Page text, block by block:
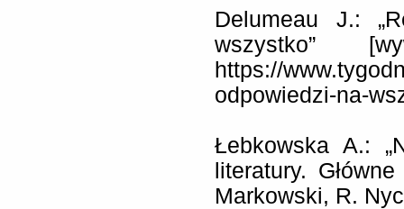
Delumeau J.:
wszystko”
https://
odpowiedzi-na-
Łebkowska A.:
literatury.
Markowski, R.